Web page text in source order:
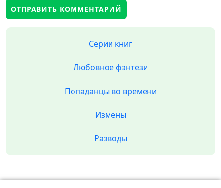
Серии книг
Любовное фэнтези
Попаданцы во времени
Измены
Разводы